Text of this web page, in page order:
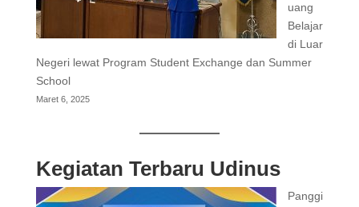
uang
Belajar
di Luar
Negeri lewat Program Student Exchange dan Summer
School
Maret 6, 2025
Kegiatan Terbaru Udinus
Panggi